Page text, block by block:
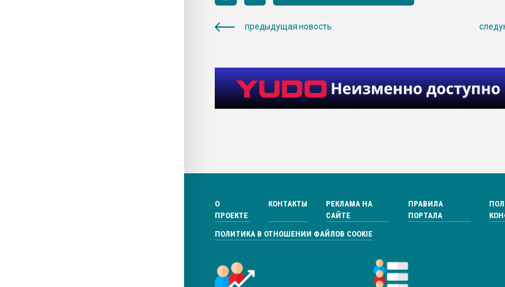
предыдущая новость
О
ПРОЕКТЕ
КОНТАКТЫ
РЕКЛАМА НА
САЙТЕ
ПРАВИЛА
ПОРТАЛА
ПОЛИТИКА В ОТНОШЕНИИ ФАЙЛОВ COOKIE